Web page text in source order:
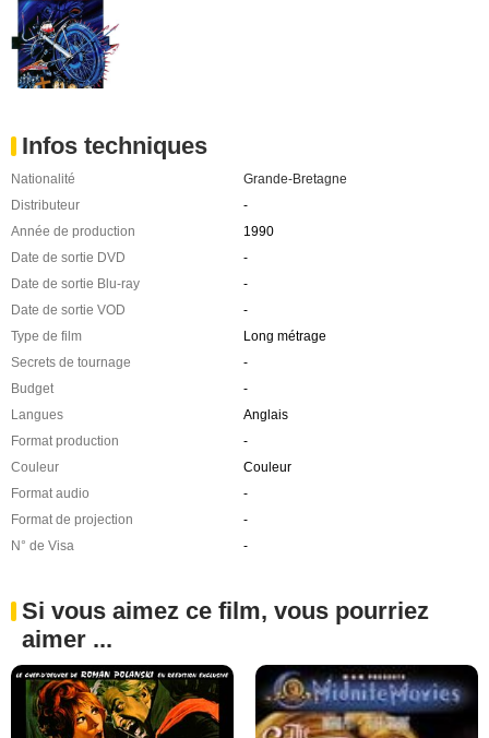
Infos techniques
Nationalité
Grande-Bretagne
Distributeur
-
Année de production
1990
Date de sortie DVD
-
Date de sortie Blu-ray
-
Date de sortie VOD
-
Type de film
Long métrage
Secrets de tournage
-
Budget
-
Langues
Anglais
Format production
-
Couleur
Couleur
Format audio
-
Format de projection
-
N° de Visa
-
Si vous aimez ce film, vous pourriez
aimer ...